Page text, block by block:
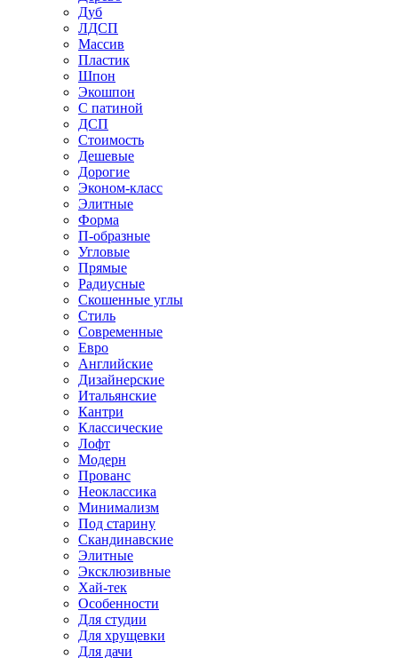
Дуб
ЛДСП
Массив
Пластик
Шпон
Экошпон
С патиной
ДСП
Стоимость
Дешевые
Дорогие
Эконом-класс
Элитные
Форма
П-образные
Угловые
Прямые
Радиусные
Скошенные углы
Стиль
Современные
Евро
Английские
Дизайнерские
Итальянские
Кантри
Классические
Лофт
Модерн
Прованс
Неоклассика
Минимализм
Под старину
Скандинавские
Элитные
Эксклюзивные
Хай-тек
Особенности
Для студии
Для хрущевки
Для дачи